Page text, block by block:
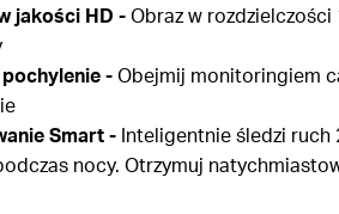
jakości HD -Obraz w rozdzielczości
-Obejmij monitoringiem
Smart -Inteligentnie śledzi ruch
nocy. Otrzymuj